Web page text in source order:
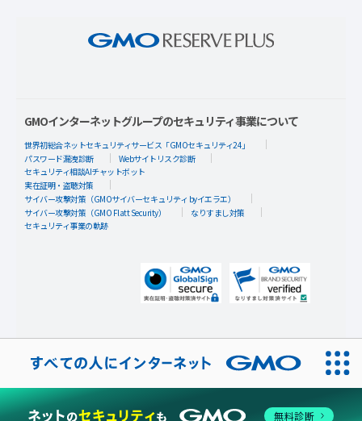
GMOインターネットグループのセキュリティ事業について
世界初総合ネットセキュリティサービス「GMOセキュリティ24」
パスワード漏洩診断
Webサイトリスク診断
セキュリティ相談AIチャットボット
実在証明・盗聴対策
サイバー攻撃対策（GMOサイバーセキュリティ byイエラエ）
サイバー攻撃対策（GMO Flatt Security）
なりすまし対策
セキュリティ事業の軌跡
無料診断